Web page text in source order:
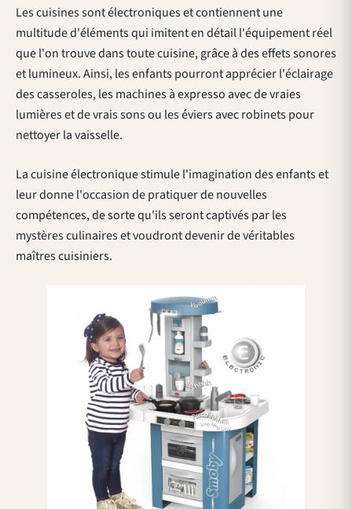
Les cuisines sont électroniques et contiennent une
multitude d'éléments qui imitent en détail l'équipement réel
que l'on trouve dans toute cuisine, grâce à des effets sonores
et lumineux. Ainsi, les enfants pourront apprécier l'éclairage
des casseroles, les machines à expresso avec de vraies
lumières et de vrais sons ou les éviers avec robinets pour
nettoyer la vaisselle.
La cuisine électronique stimule l'imagination des enfants et
leur donne l'occasion de pratiquer de nouvelles
compétences, de sorte qu'ils seront captivés par les
mystères culinaires et voudront devenir de véritables
maîtres cuisiniers.